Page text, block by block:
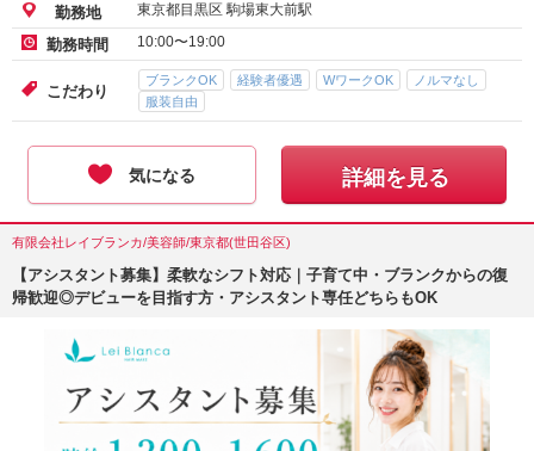
勤務地 東京都目黒区 駒場東大前駅
勤務時間 10:00〜19:00
こだわり
ブランクOK 経験者優遇 WワークOK
ノルマなし
服装自由
気になる 詳細を見る
有限会社レイブランカ/美容師/東京都(世田谷区)
【アシスタント募集】柔軟なシフト対応｜子育て中・ブランクからの復
帰歓迎◎デビューを目指す方・アシスタント専任どちらもOK